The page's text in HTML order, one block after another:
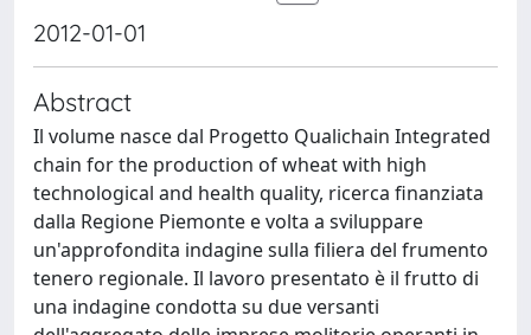
2012-01-01
Abstract
Il volume nasce dal Progetto Qualichain Integrated
chain for the production of wheat with high
technological and health quality, ricerca finanziata
dalla Regione Piemonte e volta a sviluppare
un'approfondita indagine sulla filiera del frumento
tenero regionale. Il lavoro presentato è il frutto di
una indagine condotta su due versanti